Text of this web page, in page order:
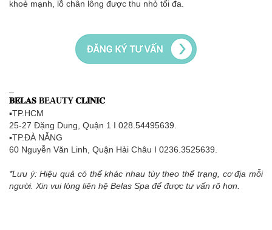
khoẻ mạnh, lỗ chân lông được thu nhỏ tối đa.
𝐁𝐄𝐋𝐀𝐒 BEAUTY 𝐂𝐋𝐈𝐍𝐈𝐂
▪TP.HCM
25-27 Đặng Dung, Quận 1 I 028.54495639.
▪TP.ĐÀ NẴNG
60 Nguyễn Văn Linh, Quận Hải Châu I 0236.3525639.
*Lưu ý: Hiệu quả có thể khác nhau tùy theo thể trạng, cơ địa mỗi
người. Xin vui lòng liên hệ Belas Spa để được tư vấn rõ hơn.